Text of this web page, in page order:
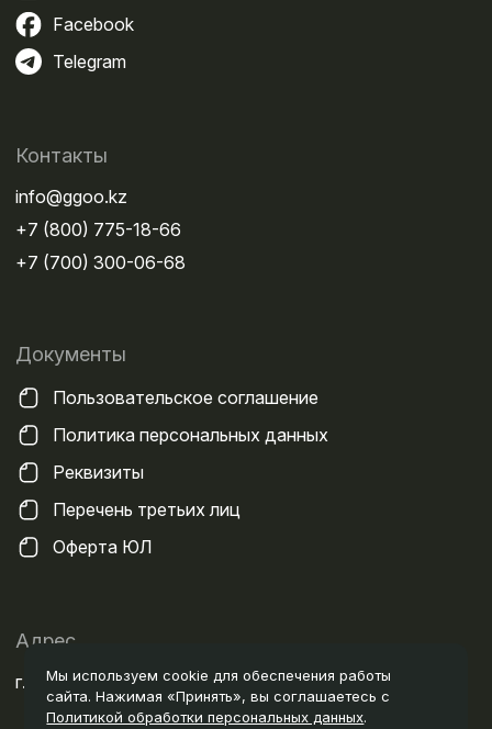
Facebook
Telegram
Контакты
info@ggoo.kz
+7 (800) 775-18-66
+7 (700) 300-06-68
Документы
Пользовательское соглашение
Политика персональных данных
Реквизиты
Перечень третьих лиц
Оферта ЮЛ
Адрес
г. Алматы, ул. Ауэзова, 14а
Мы используем cookie для обеспечения работы
сайта. Нажимая «Принять», вы соглашаетесь с
Политикой обработки персональных данных.